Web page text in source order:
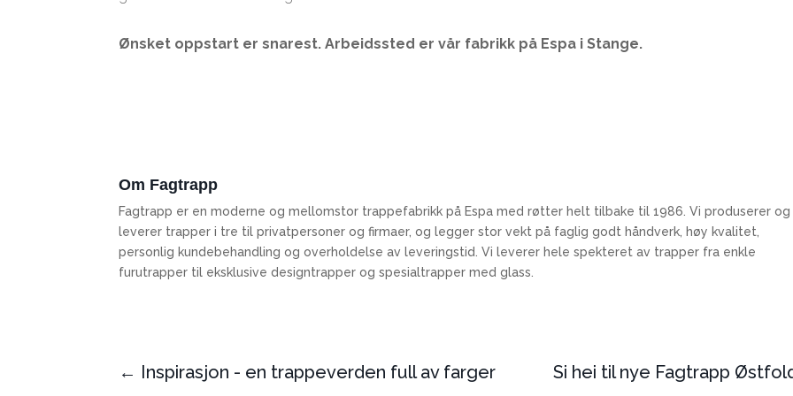
Ønsket oppstart er snarest.Arbeidssted er vår fabrikk på Espa i Stange.
Om Fagtrapp
Fagtrapp er en moderne og mellomstor trappefabrikk på Espa med røtter helt tilbake til 1986. Vi produserer og
leverer trapper i tre til privatpersoner og firmaer, og legger stor vekt på faglig godt håndverk, høy kvalitet,
personlig kundebehandling og overholdelse av leveringstid. Vi leverer hele spekteret av trapper fra enkle
furutrapper til eksklusive designtrapper og spesialtrapper med glass.
← Inspirasjon - en trappeverden full av farger Si hei til nye Fagtrapp